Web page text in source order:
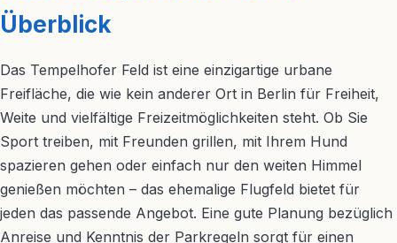
Überblick
Das Tempelhofer Feld ist eine einzigartige urbane
Freifläche, die wie kein anderer Ort in Berlin für Freiheit,
Weite und vielfältige Freizeitmöglichkeiten steht. Ob Sie
Sport treiben, mit Freunden grillen, mit Ihrem Hund
spazieren gehen oder einfach nur den weiten Himmel
genießen möchten – das ehemalige Flugfeld bietet für
jeden das passende Angebot. Eine gute Planung bezüglich
Anreise und Kenntnis der Parkregeln sorgt für einen